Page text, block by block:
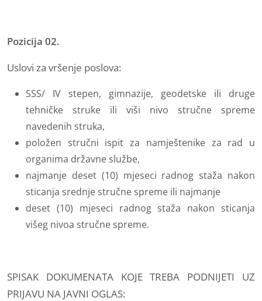
Pozicija 02.
Uslovi za vršenje poslova:
SSS/ IV stepen, gimnazije, geodetske ili druge
tehničke struke ili viši nivo stručne spreme
navedenih struka,
položen stručni ispit za namještenike za rad u
organima državne službe,
najmanje deset (10) mjeseci radnog staža nakon
sticanja srednje stručne spreme ili najmanje
deset (10) mjeseci radnog staža nakon sticanja
višeg nivoa stručne spreme.
SPISAK DOKUMENATA KOJE TREBA PODNIJETI UZ
PRIJAVU NA JAVNI OGLAS: